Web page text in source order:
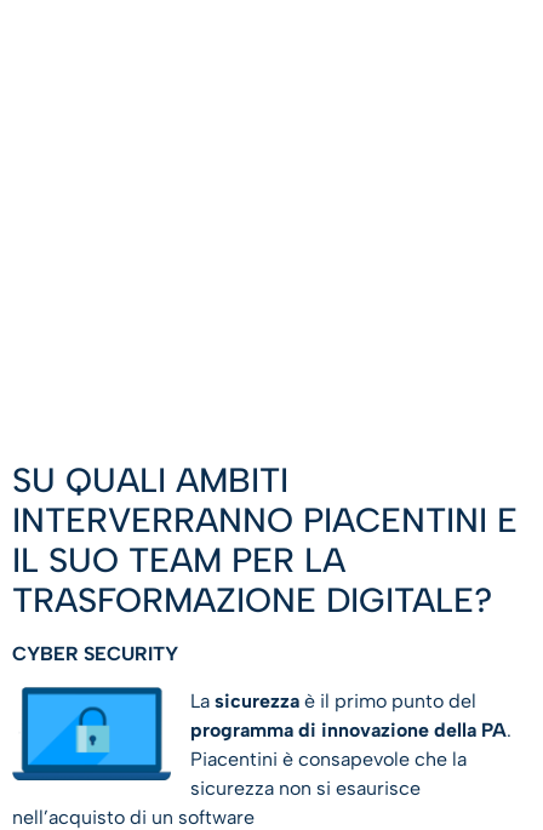
SU QUALI AMBITI
INTERVERRANNO PIACENTINI E
IL SUO TEAM PER LA
TRASFORMAZIONE DIGITALE?
CYBER SECURITY
La sicurezza è il primo punto del
programma di innovazione della PA.
Piacentini è consapevole che la
sicurezza non si esaurisce
nell’acquisto di un software